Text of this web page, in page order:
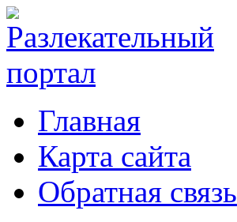
Главная
Карта сайта
Обратная связь